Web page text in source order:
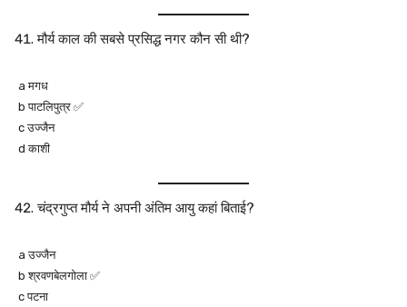
मौर्य काल की सबसे प्रसिद्ध नगर कौन सी थी?
a मगध
b पाटलिपुत्र ✅
c उज्जैन
d काशी
चंद्रगुप्त मौर्य ने अपनी अंतिम आयु कहां बिताई?
a उज्जैन
b श्रवणबेलगोला ✅
c पटना